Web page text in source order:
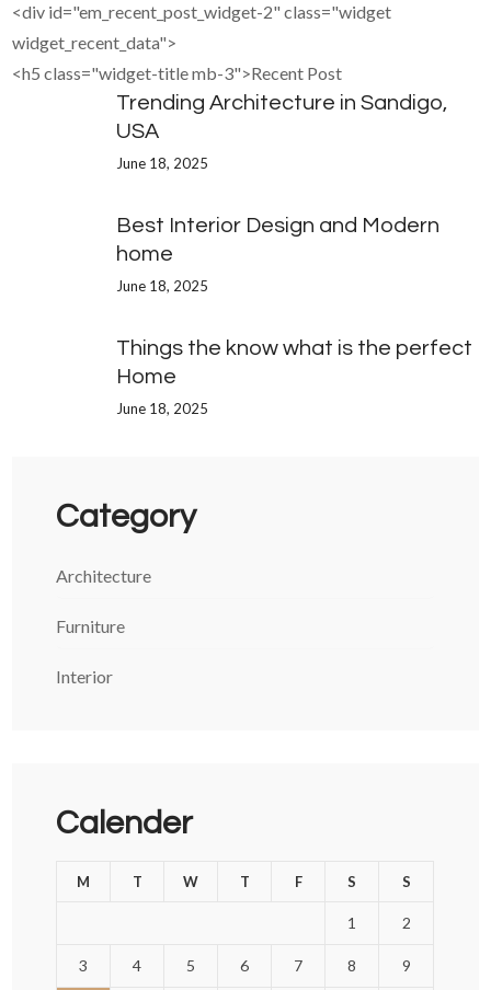
<div id="em_recent_post_widget-2" class="widget
widget_recent_data">
<h5 class="widget-title mb-3">Recent Post
Trending Architecture in Sandigo,
USA
June 18, 2025
Best Interior Design and Modern
home
June 18, 2025
Things the know what is the perfect
Home
June 18, 2025
Category
Architecture
Furniture
Interior
Calender
M T W T F S S
1 2
3 4 5 6 7 8 9